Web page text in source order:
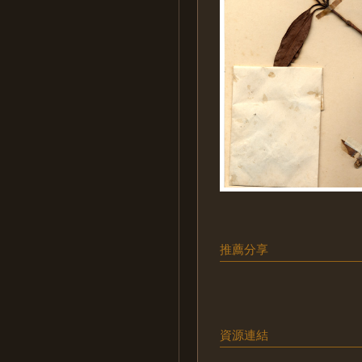
推薦分享
資源連結